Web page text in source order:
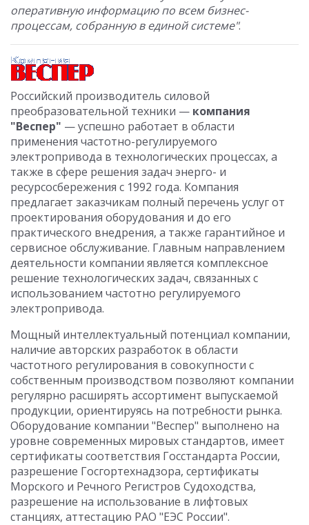
оперативную информацию по всем бизнес-
процессам, собранную в единой системе".
Российский производитель силовой
преобразовательной техники — компания
"Веспер" — успешно работает в области
применения частотно-регулируемого
электропривода в технологических процессах, а
также в сфере решения задач энерго- и
ресурсосбережения с 1992 года. Компания
предлагает заказчикам полный перечень услуг от
проектирования оборудования и до его
практического внедрения, а также гарантийное и
сервисное обслуживание. Главным направлением
деятельности компании является комплексное
решение технологических задач, связанных с
использованием частотно регулируемого
электропривода.
Мощный интеллектуальный потенциал компании,
наличие авторских разработок в области
частотного регулирования в совокупности с
собственным производством позволяют компании
регулярно расширять ассортимент выпускаемой
продукции, ориентируясь на потребности рынка.
Оборудование компании "Веспер" выполнено на
уровне современных мировых стандартов, имеет
сертификаты соответствия Госстандарта России,
разрешение Госгортехнадзора, сертификаты
Морского и Речного Регистров Судоходства,
разрешение на использование в лифтовых
станциях, аттестацию РАО "ЕЭС России".